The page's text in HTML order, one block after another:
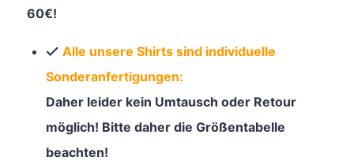
60€!
Alle unsere Shirts sind individuelle
Sonderanfertigungen:
Daher leider kein Umtausch oder Retour
möglich! Bitte daher die Größentabelle
beachten!